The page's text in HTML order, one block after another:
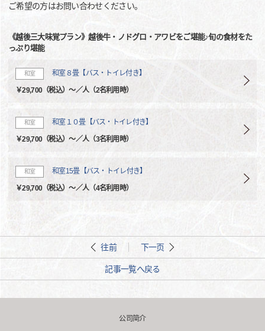
ご希望の方はお問い合わせください。
《越後三大味覚プラン》越後牛・ノドグロ・アワビをご堪能♪旬の食材をた
っぷり堪能
和室 和室８畳【バス・トイレ付き】
￥29,700（税込）～／人（2名利用時）
和室 和室１０畳【バス・トイレ付き】
￥29,700（税込）～／人（3名利用時）
和室 和室15畳【バス・トイレ付き】
￥29,700（税込）～／人（4名利用時）
往前 下一页
記事一覧へ戻る
公司简介